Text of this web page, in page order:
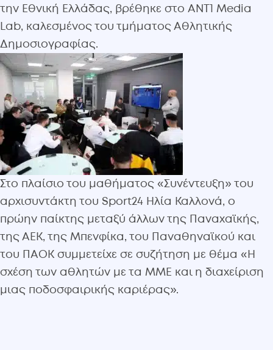
την Εθνική Ελλάδας, βρέθηκε στο ANT1 Media
Lab, καλεσμένος του τμήματος Αθλητικής
Δημοσιογραφίας.
Στο πλαίσιο του μαθήματος «Συνέντευξη» του
αρχισυντάκτη του Sport24 Ηλία Καλλονά, ο
πρώην παίκτης μεταξύ άλλων της Παναχαϊκής,
της ΑΕΚ, της Μπενφίκα, του Παναθηναϊκού και
του ΠΑΟΚ συμμετείχε σε συζήτηση με θέμα «Η
σχέση των αθλητών με τα ΜΜΕ και η διαχείριση
μιας ποδοσφαιρικής καριέρας».